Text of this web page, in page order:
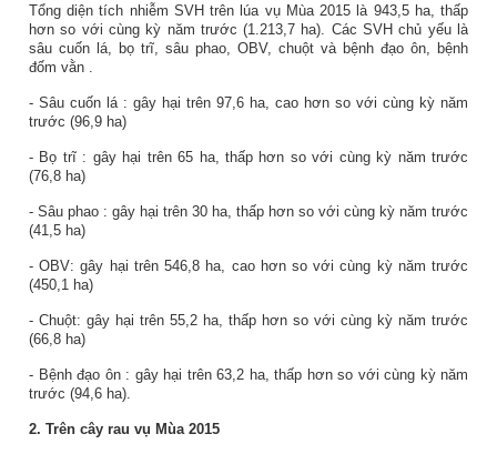
Tổng diện tích nhiễm SVH trên lúa vụ Mùa 2015 là 943,5 ha,
thấp
hơn so với cùng kỳ năm trước (1.213,7 ha). CácSVH chủ yếu là
sâu cuốn lá, bọ trĩ, sâu phao, OBV, chuột và bệnh đạo ôn, bệnh
đốm vằn
- Sâu cuốn lá : gây hại trên 97,6 ha, cao hơn so với cùng kỳ năm
trước (96,9 ha)
- Bọ trĩ : gây hại trên65 ha, thấp hơn so với cùng kỳ năm trước
(76,8 ha)
- Sâu phao : gây hại trên 30 ha, thấp hơn so với cùng kỳ năm trước
(41,5 ha)
- OBV:gây hại trên546,8 ha, cao hơn so với cùng kỳ nămtrước
(450,1 ha)
- Chuột: gây hại trên 55,2 ha, thấp hơn so với cùng kỳ năm trước
(66,8 ha)
- Bệnh đạo ôn : gây hại trên 63,2 ha, thấp hơn so với cùng kỳ năm
trước (94,6 ha).
2. Trên cây rau vụ Mùa 2015